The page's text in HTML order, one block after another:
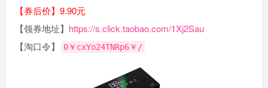
【券后价】9.90元
【领券地址】 https://s.click.taobao.com/1Xj2Sau
【淘口令】
0￥cxYo24TNRp6￥/